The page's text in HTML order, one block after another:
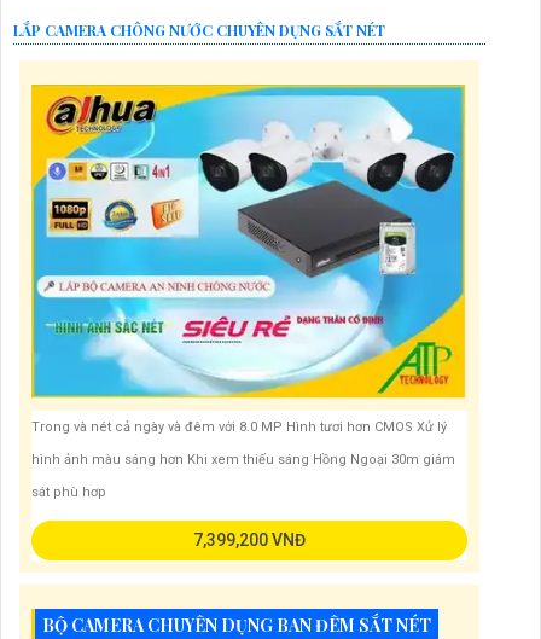
LẮP CAMERA CHÔNG NƯỚC CHUYÊN DỤNG SẮT NÉT
Trong và nét cả ngày và đêm với 8.0 MP Hình tươi hơn CMOS Xử lý
hình ảnh màu sáng hơn Khi xem thiếu sáng Hồng Ngoại 30m giám
sát phù hơp
7,399,200 VNĐ
BỘ CAMERA CHUYÊN DỤNG BAN ĐÊM SẮT NÉT